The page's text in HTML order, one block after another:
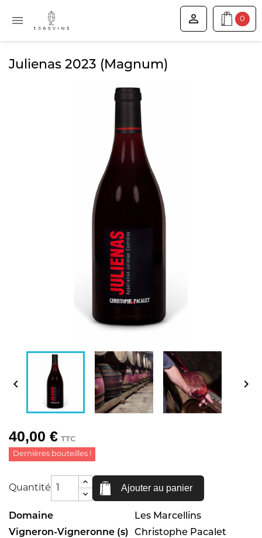
 0

Julienas 2023 (Magnum)
 
40,00 € TTC
Dernières bouteilles !
Quantité Ajouter au panier
Domaine
Les Marcellins
Vigneron-Vigneronne (s)
Christophe Pacalet